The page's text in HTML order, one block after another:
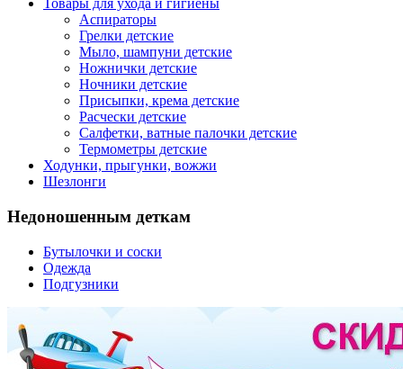
Товары для ухода и гигиены
Аспираторы
Грелки детские
Мыло, шампуни детские
Ножнички детские
Ночники детские
Присыпки, крема детские
Расчески детские
Салфетки, ватные палочки детские
Термометры детские
Ходунки, прыгунки, вожжи
Шезлонги
Недоношенным деткам
Бутылочки и соски
Одежда
Подгузники